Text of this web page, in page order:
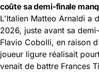
coûte sa demi-finale
L'Italien Matteo Arnaldi a
2026, juste avant sa
Flavio Cobolli, en raison
joueur ligure réalisait
venait de battre Frances